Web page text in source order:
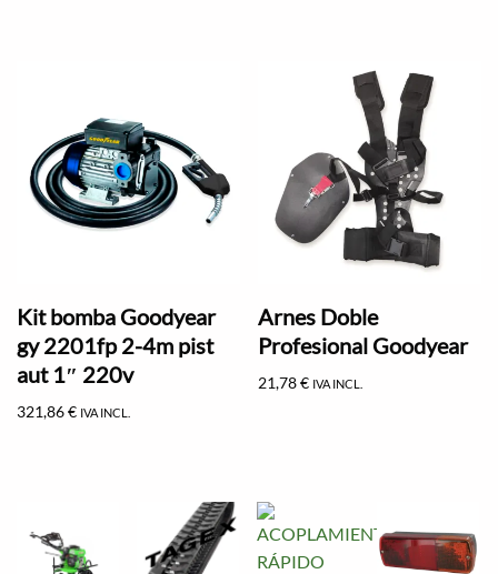
Kit bomba Goodyear
gy 2201fp 2-4m pist
aut 1″ 220v
321,86€ IVA INCL.
Arnes Doble
Profesional Goodyear
21,78€ IVA INCL.